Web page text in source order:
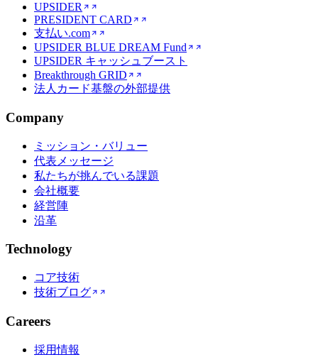
UPSIDER
PRESIDENT CARD
支払い.com
UPSIDER BLUE DREAM Fund
UPSIDER キャッシュブースト
Breakthrough GRID
法人カード基盤の外部提供
Company
ミッション・バリュー
代表メッセージ
私たちが挑んでいる課題
会社概要
経営陣
沿革
Technology
コア技術
技術ブログ
Careers
採用情報